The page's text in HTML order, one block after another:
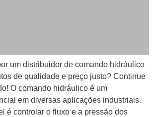
um distribuidor de comando hidráulico
de qualidade e preço justo? Continue
O comando hidráulico é um
em diversas aplicações industriais.
é controlar o fluxo e a pressão dos